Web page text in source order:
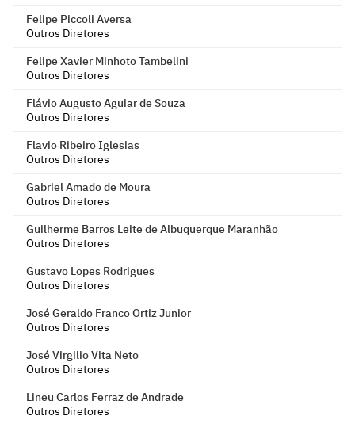
Felipe Piccoli Aversa
Outros Diretores
Felipe Xavier Minhoto Tambelini
Outros Diretores
Flávio Augusto Aguiar de Souza
Outros Diretores
Flavio Ribeiro Iglesias
Outros Diretores
Gabriel Amado de Moura
Outros Diretores
Guilherme Barros Leite de Albuquerque Maranhão
Outros Diretores
Gustavo Lopes Rodrigues
Outros Diretores
José Geraldo Franco Ortiz Junior
Outros Diretores
José Virgilio Vita Neto
Outros Diretores
Lineu Carlos Ferraz de Andrade
Outros Diretores